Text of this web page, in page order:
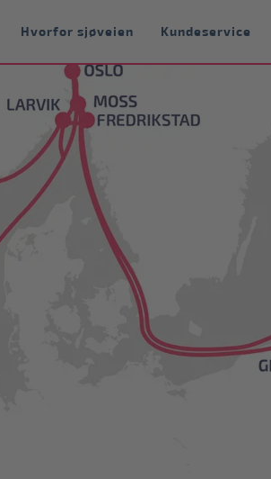
Hvorfor sjøveien Kundeservice